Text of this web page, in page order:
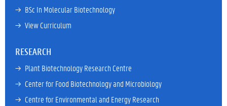
→ BSc In Molecular Biotechnology
→ View Curriculum
RESEARCH
→ Plant Biotechnology Research Centre
→ Center for Food Biotechnology and Microbiology
→ Centre for Environmental and Energy Research